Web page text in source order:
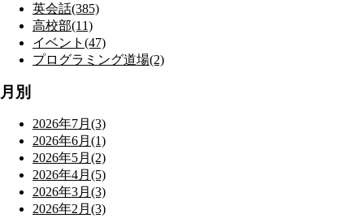
英会話(385)
高校部(11)
イベント(47)
プログラミング道場(2)
月別
2026年7月(3)
2026年6月(1)
2026年5月(2)
2026年4月(5)
2026年3月(3)
2026年2月(3)